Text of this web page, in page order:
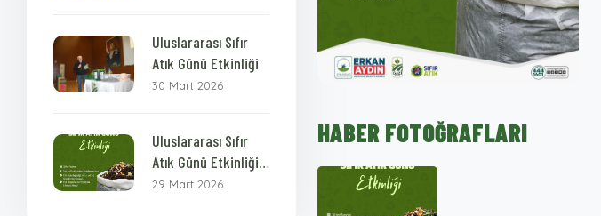
Uluslararası Sıfır
Atık Günü Etkinliği
30 Mart 2026
Uluslararası Sıfır
Atık Günü Etkinliği
Daveti
29 Mart 2026
HABER FOTOĞRAFLARI